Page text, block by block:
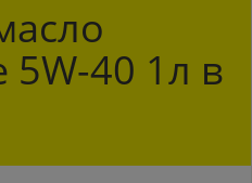
5W-40 1л в